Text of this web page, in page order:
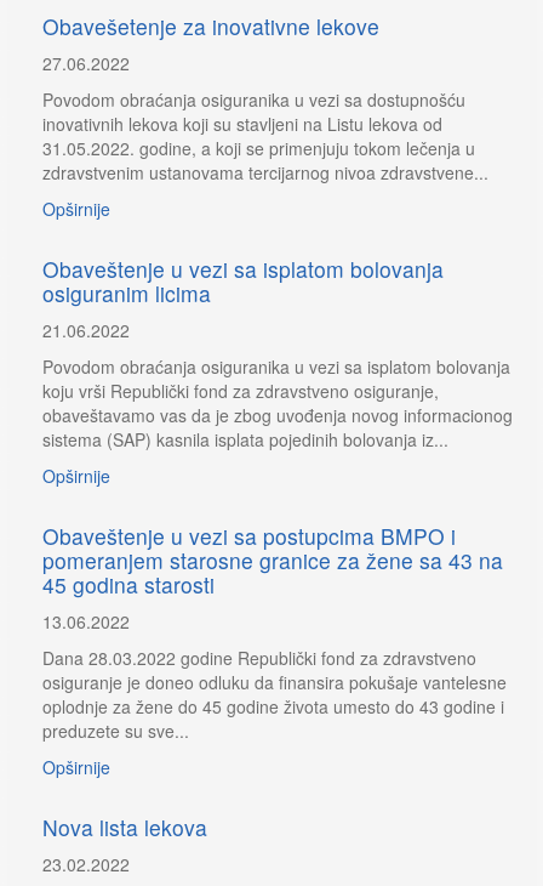
Obavešetenje za inovativne lekove
27.06.2022
Povodom obraćanja osiguranika u vezi sa dostupnošću
inovativnih lekova koji su stavljeni na Listu lekova od
31.05.2022. godine, a koji se primenjuju tokom lečenja u
zdravstvenim ustanovama tercijarnog nivoa zdravstvene...
Opširnije
Obaveštenje u vezi sa isplatom bolovanja
osiguranim licima
21.06.2022
Povodom obraćanja osiguranika u vezi sa isplatom bolovanja
koju vrši Republički fond za zdravstveno osiguranje,
obaveštavamo vas da je zbog uvođenja novog informacionog
sistema (SAP) kasnila isplata pojedinih bolovanja iz...
Opširnije
Obaveštenje u vezi sa postupcima BMPO i
pomeranjem starosne granice za žene sa 43 na
45 godina starosti
13.06.2022
Dana 28.03.2022 godine Republički fond za zdravstveno
osiguranje je doneo odluku da finansira pokušaje vantelesne
oplodnje za žene do 45 godine života umesto do 43 godine i
preduzete su sve...
Opširnije
Nova lista lekova
23.02.2022